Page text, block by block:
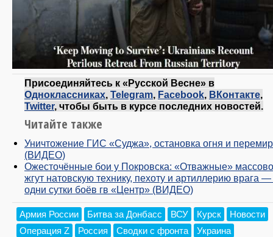
Присоединяйтесь к «Русской Весне» в
Одноклассниках, Telegram, Facebook, ВКонтакте,
Twitter, чтобы быть в курсе последних новостей.
Читайте также
Уничтожение ГИС «Суджа», остановка огня и
(ВИДЕО)
Ожесточённые бои у Покровска: «Отважные» массово
жгут натовскую технику, пехоту и артиллерию врага
одни сутки боёв гв «Центр» (ВИДЕО)
Армия России Битва за Донбасс ВСУ Курск
Новости
Операция Z
Россия Сводки с фронта Украина